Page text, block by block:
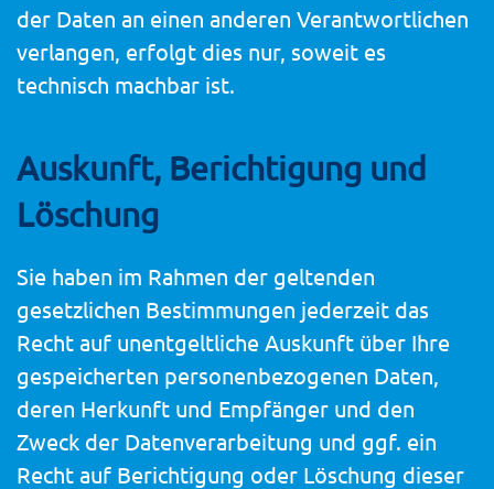
der Daten an einen anderen Verantwortlichen
verlangen, erfolgt dies nur, soweit es
technisch machbar ist.
Auskunft, Berichtigung und
Löschung
Sie haben im Rahmen der geltenden
gesetzlichen Bestimmungen jederzeit das
Recht auf unentgeltliche Auskunft über Ihre
gespeicherten personenbezogenen Daten,
deren Herkunft und Empfänger und den
Zweck der Datenverarbeitung und ggf. ein
Recht auf Berichtigung oder Löschung dieser